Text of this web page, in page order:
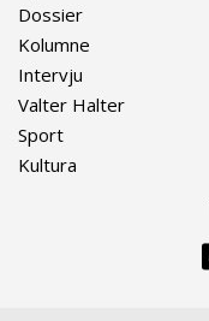
Dossier
Kolumne
Intervju
Valter Halter
Sport
Kultura